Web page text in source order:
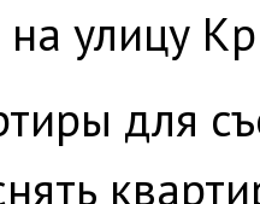
на улицу